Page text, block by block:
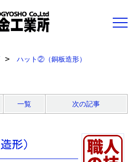
ハット②（銅板造形）
一覧 次の記事
形）